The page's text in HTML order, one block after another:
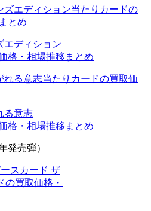
エディション
格・相場推移まとめ
る意志
格・相場推移まとめ
発売弾）